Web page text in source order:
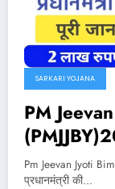
SARKARI YOJANA
PM
लाख का
Pm Jeevan Jyoti
प्रधानमंत्री की…